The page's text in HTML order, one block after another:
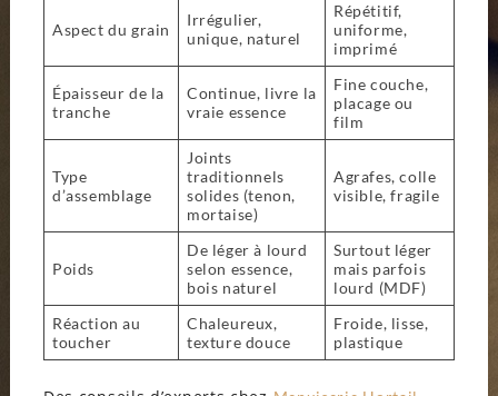
Aspect du grain
Irrégulier,
unique, naturel
Répétitif,
uniforme,
imprimé
Épaisseur de la
tranche
Continue, livre la
vraie essence
Fine couche,
placage ou
film
Type
d’assemblage
Joints
traditionnels
solides (tenon,
mortaise)
Agrafes, colle
visible, fragile
Poids
De léger à lourd
selon essence,
bois naturel
Surtout léger
mais parfois
lourd (MDF)
Réaction au
toucher
Chaleureux,
texture douce
Froide, lisse,
plastique